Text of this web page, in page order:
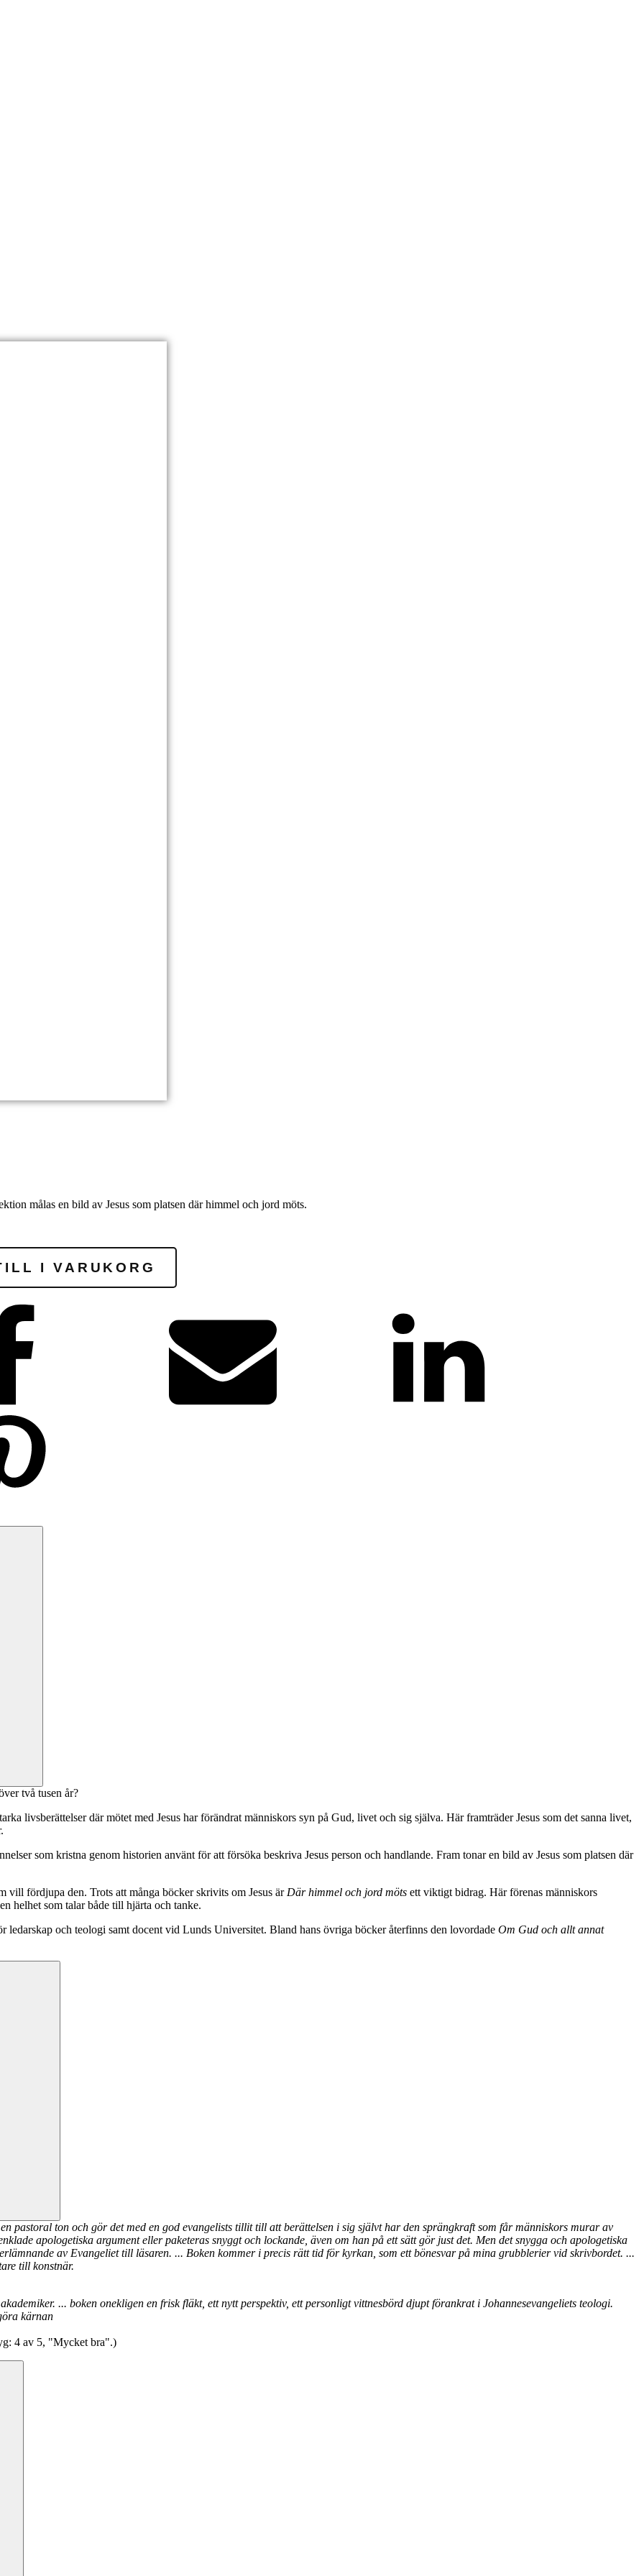
målas en bild av Jesus som platsen där himmel och jord möts.
I VARUKORG
två tusen år?
livsberättelser där mötet med Jesus har förändrat människors syn på Gud, livet och sig själva. Här framträder Jesus som det sanna livet,
som kristna genom historien använt för att försöka beskriva Jesus person och handlande. Fram tonar en bild av Jesus som platsen där
vill fördjupa den. Trots att många böcker skrivits om Jesus är Där himmel och jord möts ett viktigt bidrag. Här förenas människors
helhet som talar både till hjärta och tanke.
och teologi samt docent vid Lunds Universitet. Bland hans övriga böcker återfinns den lovordade Om Gud och allt annat
pastoral ton och gör det med en god evangelists tillit till att berättelsen i sig självt har den sprängkraft som får människors murar av
apologetiska argument eller paketeras snyggt och lockande, även om han på ett sätt gör just det. Men det snygga och apologetiska
av Evangeliet till läsaren. ... Boken kommer i precis rätt tid för kyrkan, som ett bönesvar på mina grubblerier vid skrivbordet. ...
till konstnär.
... boken onekligen en frisk fläkt, ett nytt perspektiv, ett personligt vittnesbörd djupt förankrat i Johannesevangeliets teologi.
kärnan
4 av 5, "Mycket bra".)